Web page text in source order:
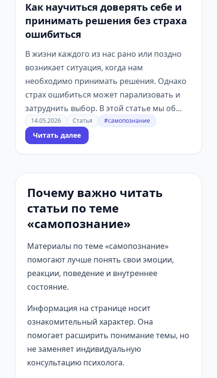
Как научиться доверять себе и
принимать решения без страха
ошибиться
В жизни каждого из нас рано или поздно
возникает ситуация, когда нам
необходимо принимать решения. Однако
страх ошибиться может парализовать и
затруднить выбор. В этой статье мы об...
14.05.2026 Статья #самопознание
Читать далее
Почему важно читать
статьи по теме
«самопознание»
Материалы по теме «самопознание»
помогают лучше понять свои эмоции,
реакции, поведение и внутреннее
состояние.
Информация на странице носит
ознакомительный характер. Она
помогает расширить понимание темы, но
не заменяет индивидуальную
консультацию психолога.